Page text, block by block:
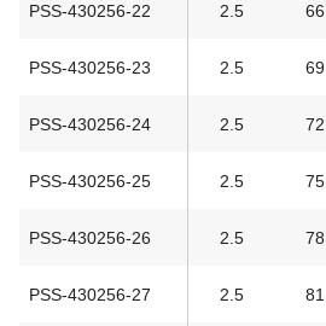
PSS-430256-22 2.5 66
PSS-430256-23 2.5 69
PSS-430256-24 2.5 72
PSS-430256-25 2.5 75
PSS-430256-26 2.5 78
PSS-430256-27 2.5 81